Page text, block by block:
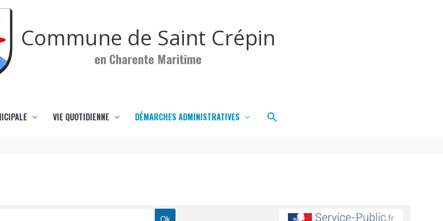
Commune de Saint Crépin
en Charente Maritime
VIE QUOTIDIENNE DÉMARCHES ADMINISTRATIVES Rechercher